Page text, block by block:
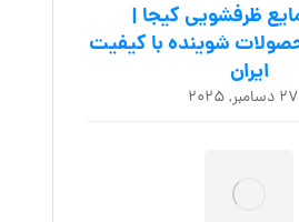
ظرفشویی کیجا |
شوینده با کیفیت
ایران
۲۷ دسامبر, ۲۰۲۵